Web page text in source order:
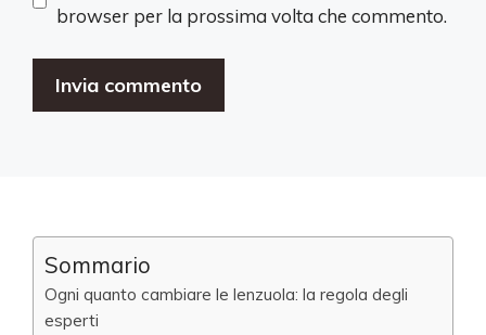
browser per la prossima volta che commento.
Sommario
Ogni quanto cambiare le lenzuola: la regola degli
esperti